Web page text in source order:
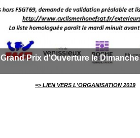
Grand Prix d'Ouverture le Dimanche
=> LIEN VERS L'ORGANISATION 2019